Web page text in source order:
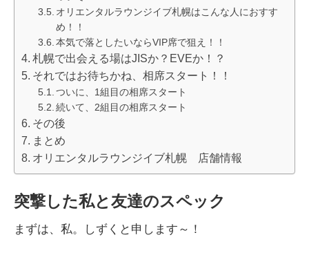
オリエンタルラウンジイブ札幌はこんな人におすす
め！！
本気で落としたいならVIP席で狙え！！
札幌で出会える場はJISか？EVEか！？
それではお待ちかね、相席スタート！！
ついに、1組目の相席スタート
続いて、2組目の相席スタート
その後
まとめ
オリエンタルラウンジイブ札幌 店舗情報
突撃した私と友達のスペック
まずは、私。しずくと申します～！